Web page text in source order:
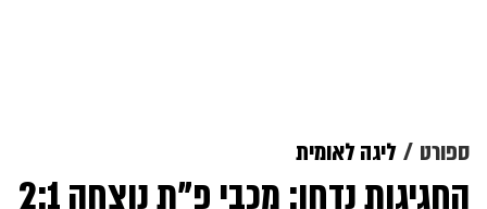
ספורט ליגה לאומית
החגיגות נדחו: מכבי פ"ת נוצחה 2:1